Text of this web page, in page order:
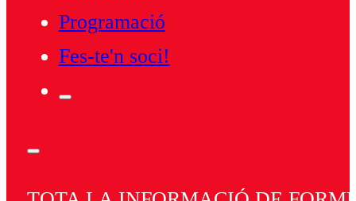
Programació
Fes-te'n soci!